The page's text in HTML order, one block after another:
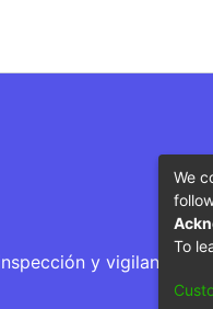
y vigilancia
We
To